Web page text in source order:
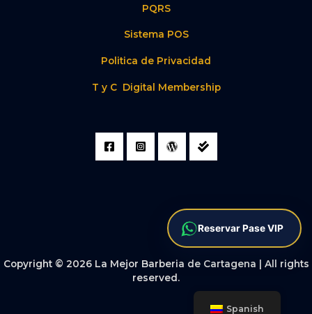
PQRS
Sistema POS
Politica de Privacidad
T y C Digital Membership
Copyright © 2026 La Mejor Barberia de Cartagena | All rights
reserved.
Spanish
Reservar Pase VIP